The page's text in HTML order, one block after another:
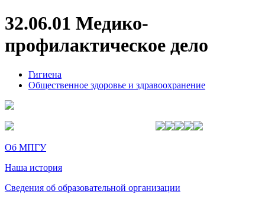
32.06.01 Медико-
профилактическое дело
Гигиена
Общественное здоровье и здравоохранение
Об МПГУ
Наша история
Сведения об образовательной организации